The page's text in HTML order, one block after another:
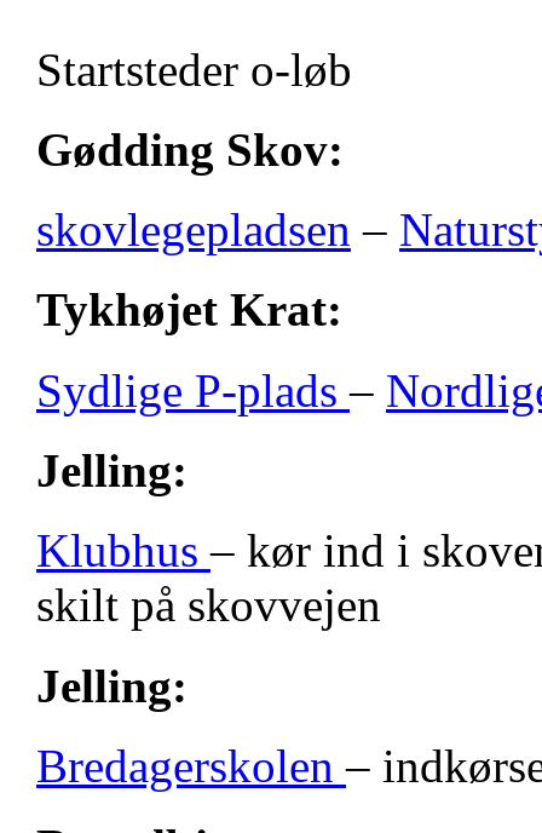
Startsteder o-løb
Gødding Skov:
skovlegepladsen –
Tykhøjet Krat:
Sydlige P-plads–
Jelling:
Klubhus– kør ind i
skilt på skovvejen
Jelling:
Bredagerskolen–